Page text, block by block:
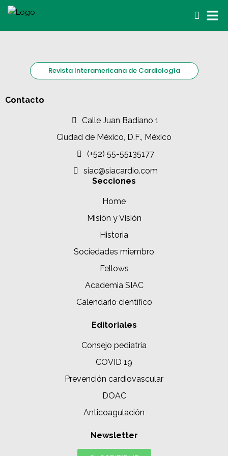
Revista Interamericana de Cardiología
Contacto
Calle Juan Badiano 1
Ciudad de México, D.F., México
(+52) 55-55135177
siac@siacardio.com
Secciones
Home
Misión y Visión
Historia
Sociedades miembro
Fellows
Academia SIAC
Calendario científico
Editoriales
Consejo pediatría
COVID 19
Prevención cardiovascular
DOAC
Anticoagulación
Newsletter